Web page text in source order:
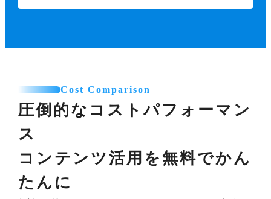
Cost Comparison
圧倒的なコストパフォーマン
ス
コンテンツ活用を無料でかん
たんに